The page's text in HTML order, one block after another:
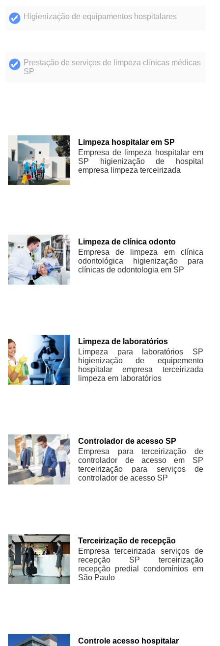
Higienização de equipamentos hospitalares
Prestação de serviços de limpeza clínicas médicas
SP
Limpeza hospitalar em SP
Empresa de limpeza hospitalar em
SP higienização de hospital
empresa limpeza terceirizada
Limpeza de clínica odonto
Empresa de limpeza em clínica
odontológica higienização para
clínicas de odontologia em SP
Limpeza de laboratórios
Limpeza para laboratórios SP
higienização de equipemento
hospitalar empresa terceirizada
limpeza em laboratórios
Controlador de acesso SP
Empresa para terceirização de
controlador de acesso em SP
terceirização para serviços de
controlador de acesso SP
Terceirização de recepção
Empresa terceirizada serviços de
recepção SP terceirização
recepção predial condomínios em
São Paulo
Controle acesso hospitalar